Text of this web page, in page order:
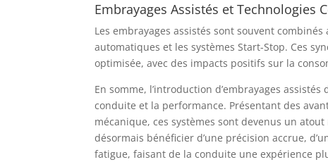
Embrayages Assistés et Technologies
Les embrayages assistés sont souvent
automatiques et les systèmes Start-Stop. Ces
optimisée, avec des impacts positifs sur la
En somme, l’introduction d’embrayages
conduite et la performance. Présentant des
mécanique, ces systèmes sont devenus un
désormais bénéficier d’une précision accrue,
fatigue, faisant de la conduite une expérience